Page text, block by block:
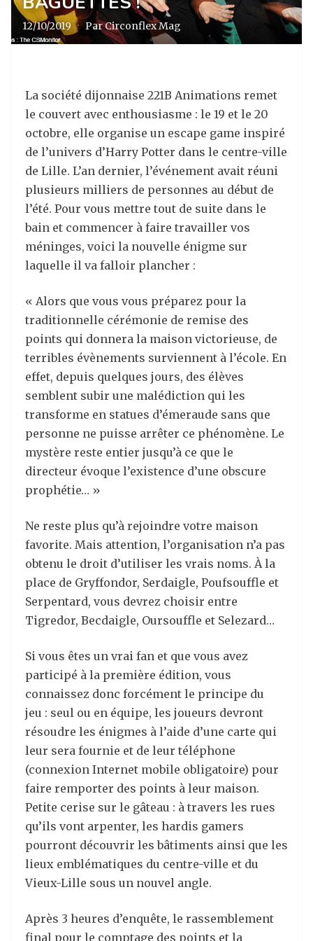
12/10/2019 · Par Circonflex Mag
La société dijonnaise 221B Animations remet
le couvert avec enthousiasme : le 19 et le 20
octobre, elle organise un escape game inspiré
de l’univers d’Harry Potter dans le centre-ville
de Lille. L’an dernier, l’événement avait réuni
plusieurs milliers de personnes au début de
l’été. Pour vous mettre tout de suite dans le
bain et commencer à faire travailler vos
méninges, voici la nouvelle énigme sur
laquelle il va falloir plancher :
« Alors que vous vous préparez pour la
traditionnelle cérémonie de remise des
points qui donnera la maison victorieuse, de
terribles évènements surviennent à l’école. En
effet, depuis quelques jours, des élèves
semblent subir une malédiction qui les
transforme en statues d’émeraude sans que
personne ne puisse arrêter ce phénomène. Le
mystère reste entier jusqu’à ce que le
directeur évoque l’existence d’une obscure
prophétie… »
Ne reste plus qu’à rejoindre votre maison
favorite. Mais attention, l’organisation n’a pas
obtenu le droit d’utiliser les vrais noms. À la
place de Gryffondor, Serdaigle, Poufsouffle et
Serpentard, vous devrez choisir entre
Tigredor, Becdaigle, Oursouffle et Selezard…
Si vous êtes un vrai fan et que vous avez
participé à la première édition, vous
connaissez donc forcément le principe du
jeu : seul ou en équipe, les joueurs devront
résoudre les énigmes à l’aide d’une carte qui
leur sera fournie et de leur téléphone
(connexion Internet mobile obligatoire) pour
faire remporter des points à leur maison.
Petite cerise sur le gâteau : à travers les rues
qu’ils vont arpenter, les hardis gamers
pourront découvrir les bâtiments ainsi que les
lieux emblématiques du centre-ville et du
Vieux-Lille sous un nouvel angle.
Après 3 heures d’enquête, le rassemblement
final pour le comptage des points et la